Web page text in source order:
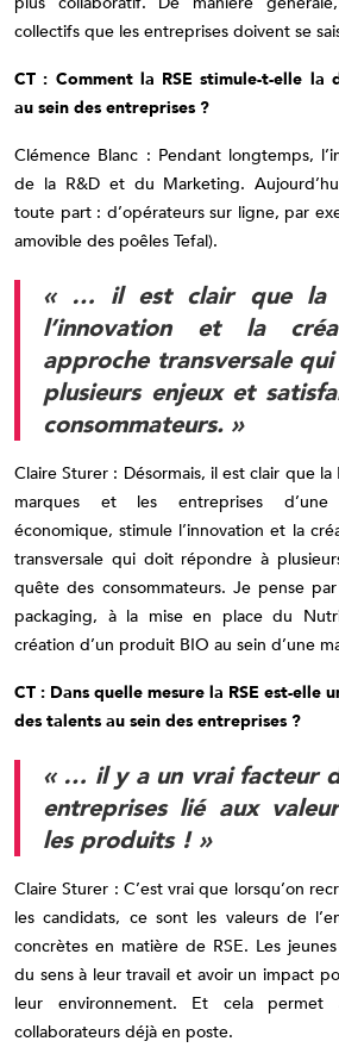
collectifs que les entreprises doivent se
CT : Comment la RSE stimule-t-elle la
au sein des entreprises ?
Clémence Blanc : Pendant longtemps,
de la R&D et du Marketing.
toute part : d’opérateurs sur ligne, par
amovible des poêles Tefal).
« … il est clair que la
l’innovation et la
approche transversale
plusieurs enjeux et
consommateurs. »
Claire Sturer : Désormais, il est clair que la
marques et les entreprises d’une
économique, stimule l’innovation et la
transversale qui doit répondre à
quête des consommateurs. Je pense
packaging, à la mise en place du
création d’un produit BIO au sein d’une
CT : Dans quelle mesure la RSE est-elle
des talents au sein des entreprises ?
« … il y a un vrai facteur
entreprises lié aux
les produits ! »
Claire Sturer : C’est vrai que lorsqu’on
les candidats, ce sont les valeurs de
concrètes en matière de RSE. Les
du sens à leur travail et avoir un impact
leur environnement. Et cela permet
collaborateurs déjà en poste.